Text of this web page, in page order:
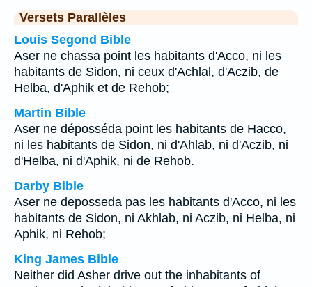
Versets Parallèles
Louis Segond Bible
Aser ne chassa point les habitants d'Acco, ni les
habitants de Sidon, ni ceux d'Achlal, d'Aczib, de
Helba, d'Aphik et de Rehob;
Martin Bible
Aser ne déposséda point les habitants de Hacco,
ni les habitants de Sidon, ni d'Ahlab, ni d'Aczib, ni
d'Helba, ni d'Aphik, ni de Rehob.
Darby Bible
Aser ne deposseda pas les habitants d'Acco, ni les
habitants de Sidon, ni Akhlab, ni Aczib, ni Helba, ni
Aphik, ni Rehob;
King James Bible
Neither did Asher drive out the inhabitants of